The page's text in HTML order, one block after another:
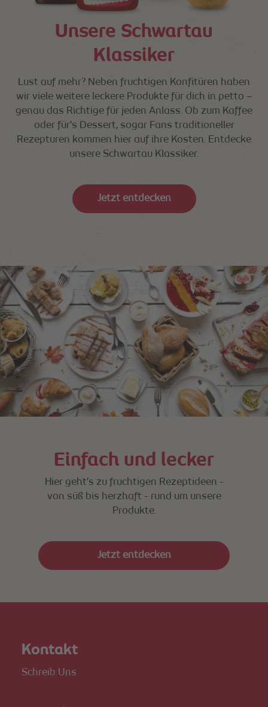
Unsere Schwartau
Klassiker
Lust auf mehr? Neben fruchtigen Konfitüren haben
wir viele weitere leckere Produkte für dich in petto –
genau das Richtige für jeden Anlass. Ob zum Kaffee
oder für's Dessert, sogar Fans traditioneller
Rezepturen kommen hier auf ihre Kosten. Entdecke
unsere Schwartau Klassiker.
Jetzt entdecken
Einfach und lecker
Hier geht’s zu fruchtigen Rezeptideen -
von süß bis herzhaft - rund um unsere
Produkte.
Jetzt entdecken
Kontakt
Schreib Uns